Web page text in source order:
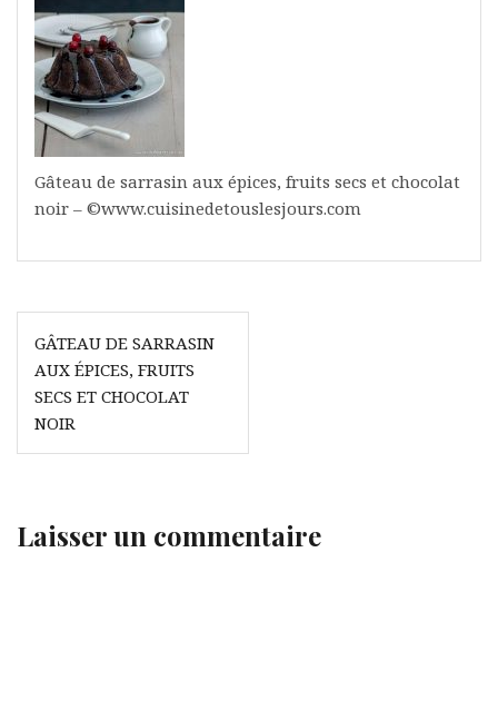
Gâteau de sarrasin aux épices, fruits secs et chocolat
noir – ©www.cuisinedetouslesjours.com
Navigation
de
l’article
GÂTEAU DE SARRASIN
AUX ÉPICES, FRUITS
SECS ET CHOCOLAT
NOIR
Laisser un commentaire